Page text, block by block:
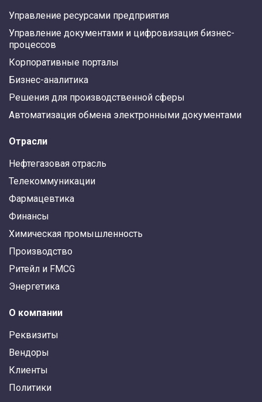
Управление ресурсами предприятия
Управление документами и цифровизация бизнес-
процессов
Корпоративные порталы
Бизнес-аналитика
Решения для производственной сферы
Автоматизация обмена электронными документами
Отрасли
Нефтегазовая отрасль
Телекоммуникации
Фармацевтика
Финансы
Химическая промышленность
Производство
Ритейл и FMCG
Энергетика
О компании
Реквизиты
Вендоры
Клиенты
Политики